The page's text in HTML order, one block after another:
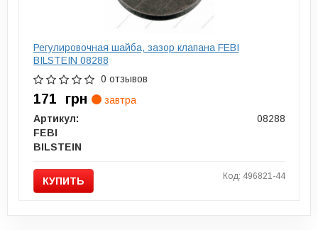
Регулировочная шайба, зазор клапана FEBI
BILSTEIN 08288
0 отзывов
171 грн
завтра
Артикул:
08288
FEBI
BILSTEIN
КУПИТЬ Код: 496821-44